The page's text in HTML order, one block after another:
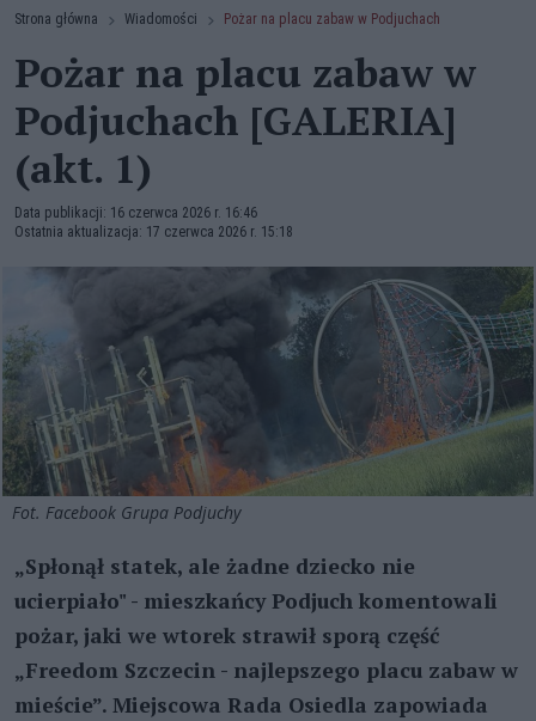
Strona główna Wiadomości Pożar na placu zabaw w Podjuchach
Pożar na placu zabaw w
Podjuchach [GALERIA]
(akt. 1)
Data publikacji: 16 czerwca 2026 r. 16:46
Ostatnia aktualizacja: 17 czerwca 2026 r. 15:18
Fot. Facebook Grupa Podjuchy
„Spłonął statek, ale żadne dziecko nie
ucierpiało" - mieszkańcy Podjuch komentowali
pożar, jaki we wtorek strawił sporą część
„Freedom Szczecin - najlepszego placu zabaw w
mieście”. Miejscowa Rada Osiedla zapowiada